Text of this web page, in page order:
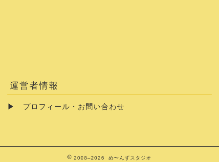
運営者情報
▶ プロフィール・お問い合わせ
2008–2026 め〜んずスタジオ